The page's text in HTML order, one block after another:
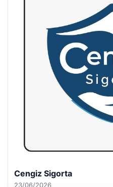
Hastaş Beton
26/05/2026